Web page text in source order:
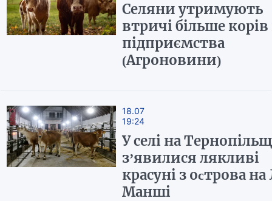
Селяни утримують
втричі більше
підприємства
(Агроновини)
18.07
19:24
У селі на
з’явилися лякливі
красуні з оcтрова на
Манші